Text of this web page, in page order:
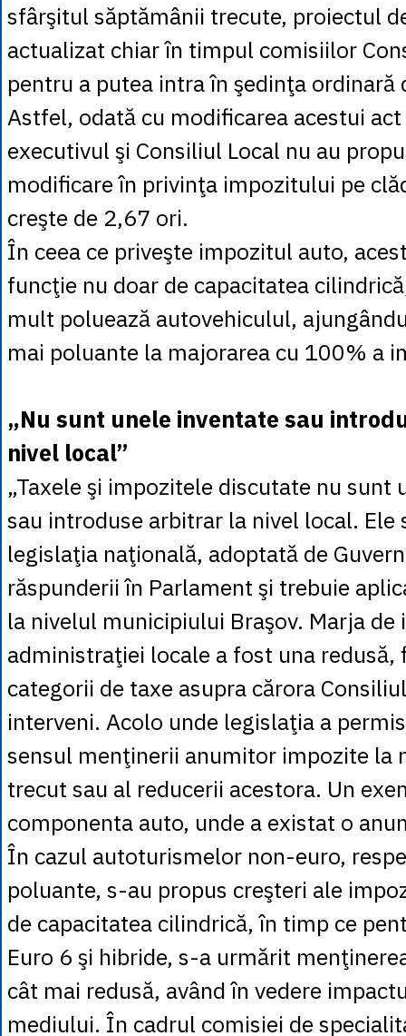
sfârşitul săptămânii trecute, proiectul
actualizat chiar în timpul comisiilor
pentru a putea intra în şedinţa ordinară
Astfel, odată cu modificarea acestui
executivul şi Consiliul Local nu au
modificare în privinţa impozitului pe
creşte de 2,67 ori.
În ceea ce priveşte impozitul auto,
funcţie nu doar de capacitatea
mult poluează autovehiculul,
mai poluante la majorarea cu 100% a
„Nu sunt unele inventate sau
nivel local”
„Taxele şi impozitele discutate nu sunt
sau introduse arbitrar la nivel local.
legislaţia naţională, adoptată de
răspunderii în Parlament şi trebuie
la nivelul municipiului Braşov. Marja de
administraţiei locale a fost una redusă,
categorii de taxe asupra cărora
interveni. Acolo unde legislaţia a
sensul menţinerii anumitor impozite la
trecut sau al reducerii acestora. Un
componenta auto, unde a existat o
În cazul autoturismelor non-euro,
poluante, s-au propus creşteri ale
de capacitatea cilindrică, în timp ce
Euro 6 şi hibride, s-a urmărit
cât mai redusă, având în vedere
mediului. În cadrul comisiei de